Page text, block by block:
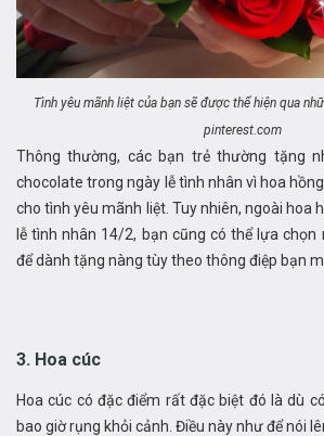
Tình yêu mãnh liệt của bạn sẽ được thể hiện qua
pinterest.com
Thông thường, các bạn trẻ thường tặng
chocolate trong ngày lễ tình nhân vì hoa
cho tình yêu mãnh liệt. Tuy nhiên, ngoài hoa
lễ tình nhân 14/2, bạn cũng có thể lựa
để dành tặng nàng tùy theo thông điệp bạn
3. Hoa cúc
Hoa cúc có đặc điểm rất đặc biệt đó là dù
bao giờ rụng khỏi cảnh. Điều này như để nói